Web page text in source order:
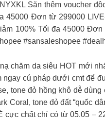
Săn thêm voucher
45000 Đơn từ 299000
100% Tối đa 45000
#sansaleshopee
chăm da siêu HOT mới
ngay cú pháp dưới cmt để
tone đỏ hồng khô dễ
Coral, tone đỏ đất “quốc
cực chất chỉ có từ 05.05 –